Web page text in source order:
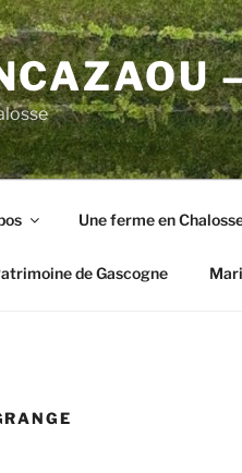
Une ferme en
de Gascogne